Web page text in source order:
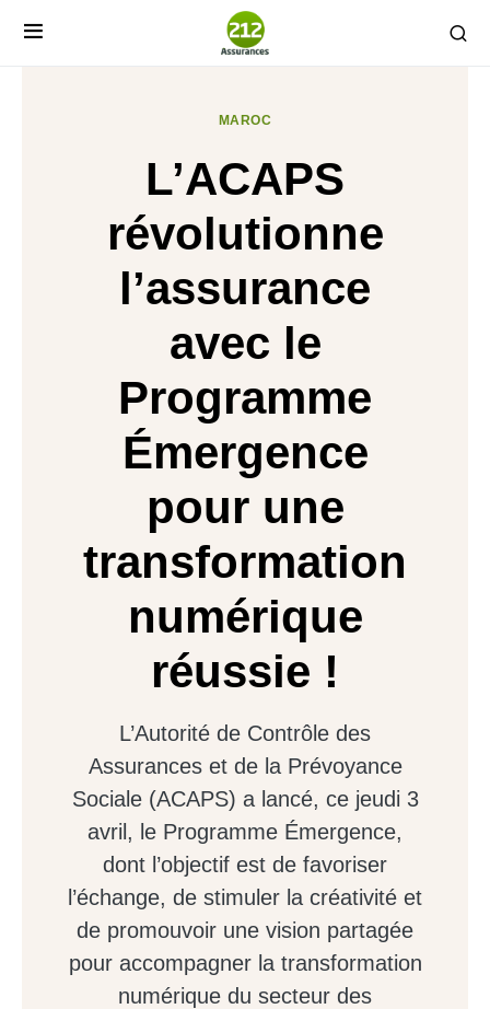
MAROC
L’ACAPS
révolutionne
l’assurance
avec le
Programme
Émergence
pour une
transformation
numérique
réussie !
L’Autorité de Contrôle des
Assurances et de la Prévoyance
Sociale (ACAPS) a lancé, ce jeudi 3
avril, le Programme Émergence,
dont l’objectif est de favoriser
l’échange, de stimuler la créativité et
de promouvoir une vision partagée
pour accompagner la transformation
numérique du secteur des